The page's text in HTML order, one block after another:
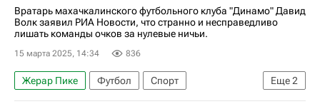
Авторы РИА Новости Спорт
Вокруг спорта
Вратарь махачкалинского футбольного клуба "Динамо" Давид
Волк заявил РИА Новости, что странно и несправедливо
лишать команды очков за нулевые ничьи.
15 марта 2025, 14:34 836
Еще2
Жерар Пике Футбол
Спорт
Давид Волк
Икер Касильяс